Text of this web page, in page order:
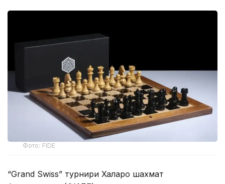
Фото: FIDE
“Grand Swiss” турнири Халқаро шахмат